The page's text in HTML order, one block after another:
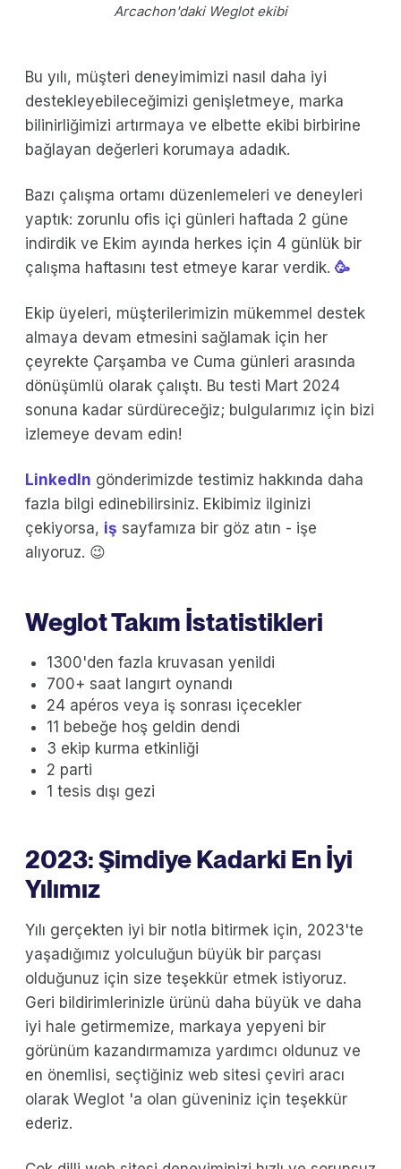
Arcachon'daki Weglot ekibi
Bu yılı, müşteri deneyimimizi nasıl daha iyi
destekleyebileceğimizi genişletmeye, marka
bilinirliğimizi artırmaya ve elbette ekibi birbirine
bağlayan değerleri korumaya adadık.
Bazı çalışma ortamı düzenlemeleri ve deneyleri
yaptık: zorunlu ofis içi günleri haftada 2 güne
indirdik ve Ekim ayında herkes için 4 günlük bir
çalışma haftasını test etmeye karar verdik. 🥳
Ekip üyeleri, müşterilerimizin mükemmel destek
almaya devam etmesini sağlamak için her
çeyrekte Çarşamba ve Cuma günleri arasında
dönüşümlü olarak çalıştı. Bu testi Mart 2024
sonuna kadar sürdüreceğiz; bulgularımız için bizi
izlemeye devam edin!
LinkedIn gönderimizde testimiz hakkında daha
fazla bilgi edinebilirsiniz. Ekibimiz ilginizi
çekiyorsa, iş sayfamıza bir göz atın - işe
alıyoruz. 😉
Weglot Takım İstatistikleri
1300'den fazla kruvasan yenildi
700+ saat langırt oynandı
24 apéros veya iş sonrası içecekler
11 bebeğe hoş geldin dendi
3 ekip kurma etkinliği
2 parti
1 tesis dışı gezi
2023: Şimdiye Kadarki En İyi
Yılımız
Yılı gerçekten iyi bir notla bitirmek için, 2023'te
yaşadığımız yolculuğun büyük bir parçası
olduğunuz için size teşekkür etmek istiyoruz.
Geri bildirimlerinizle ürünü daha büyük ve daha
iyi hale getirmemize, markaya yepyeni bir
görünüm kazandırmamıza yardımcı oldunuz ve
en önemlisi, seçtiğiniz web sitesi çeviri aracı
olarak Weglot 'a olan güveniniz için teşekkür
ederiz.